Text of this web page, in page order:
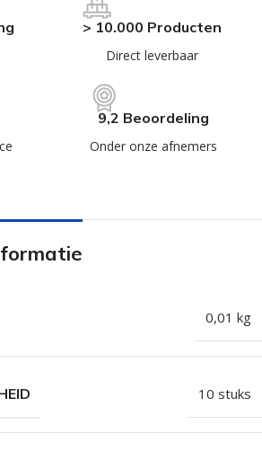
> 10.000 Producten
Direct leverbaar
9,2 Beoordeling
Onder onze afnemers
0,01 kg
10 stuks